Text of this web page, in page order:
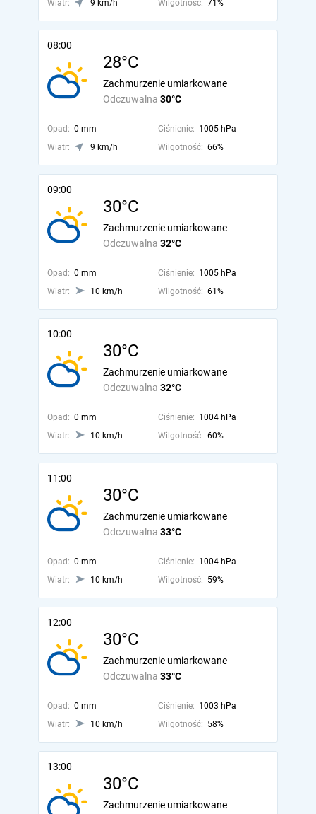
Wiatr: 9 km/h Wilgotność: 71%
08:00
28°C
Odczuwalna 30°C
Zachmurzenie umiarkowane
Opad: 0 mm Ciśnienie: 1005 hPa
Wiatr:
9 km/h Wilgotność: 66%
09:00
30°C
Odczuwalna 32°C
Zachmurzenie umiarkowane
Opad: 0 mm Ciśnienie: 1005 hPa
Wiatr:
10 km/h Wilgotność: 61%
10:00
30°C
Odczuwalna 32°C
Zachmurzenie umiarkowane
Opad: 0 mm Ciśnienie: 1004 hPa
Wiatr:
10 km/h Wilgotność: 60%
11:00
30°C
Odczuwalna 33°C
Zachmurzenie umiarkowane
Opad: 0 mm Ciśnienie: 1004 hPa
Wiatr:
10 km/h Wilgotność: 59%
12:00
30°C
Odczuwalna 33°C
Zachmurzenie umiarkowane
Opad: 0 mm Ciśnienie: 1003 hPa
Wiatr:
10 km/h Wilgotność: 58%
13:00
30°C
Zachmurzenie umiarkowane